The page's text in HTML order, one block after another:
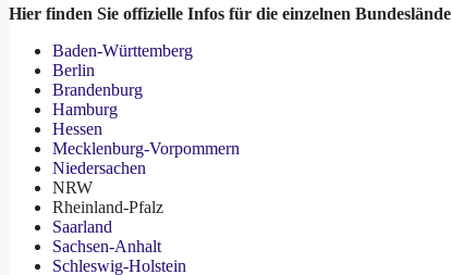
Hier finden Sie offizielle Infos für die einzelnen
Baden-Württemberg
Berlin
Brandenburg
Hamburg
Hessen
Mecklenburg-Vorpommern
Niedersachen
NRW
Rheinland-Pfalz
Saarland
Sachsen-Anhalt
Schleswig-Holstein